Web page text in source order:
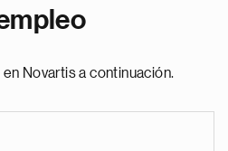
Novartis a continuación.